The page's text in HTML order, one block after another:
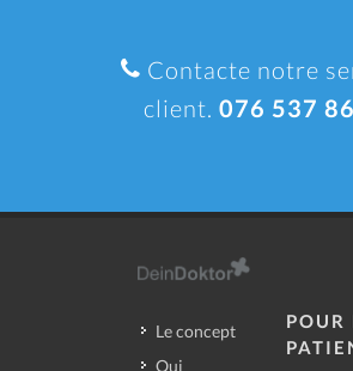
Contacte notre
client. 076 537
Le concept
Qui
POUR